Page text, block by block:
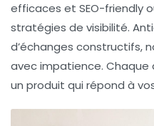
efficaces et SEO-friendly
stratégies de visibilité.
d’échanges constructifs,
avec impatience. Chaque
un produit qui répond à